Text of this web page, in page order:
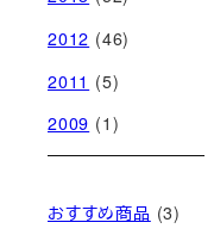
2012 (46)
2011 (5)
2009 (1)
おすすめ商品 (3)